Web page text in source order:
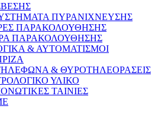
ΠΥΡΑΝΙΧΝΕΥΣΗΣ
ΠΑΡΑΚΟΛΟΥΘΗΣΗΣ
ΠΑΡΑΚΟΛΟΥΘΗΣΗΣ
& ΑΥΤΟΜΑΤΙΣΜΟΙ
& ΘΥΡΟΤΗΛΕΟΡΑΣΕΙΣ
ΥΛΙΚΟ
ΤΑΙΝΙΕΣ